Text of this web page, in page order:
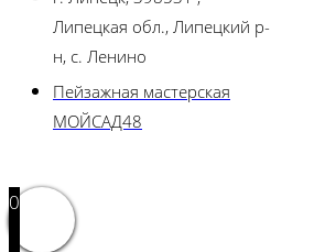
Липецкая обл., Липецкий р-
н, с. Ленино
Пейзажная мастерская
МОЙСАД48
0